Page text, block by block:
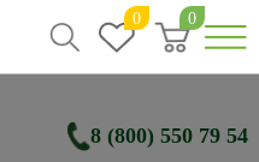
0 0
8 (800) 550 79 54